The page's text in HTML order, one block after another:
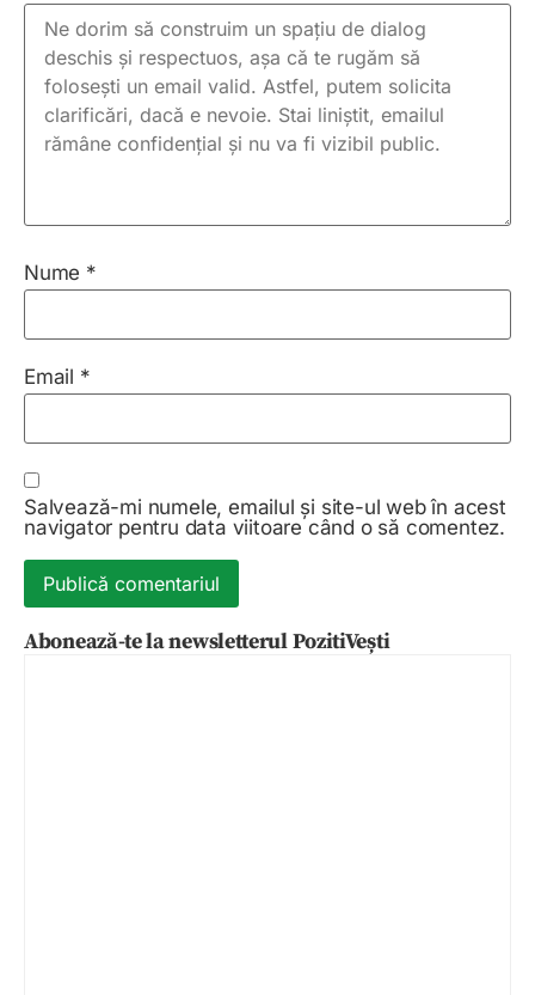
Nume *
Email *
Salvează-mi numele, emailul și site-ul web în acest
navigator pentru data viitoare când o să comentez.
Abonează-te la newsletterul PozitiVești